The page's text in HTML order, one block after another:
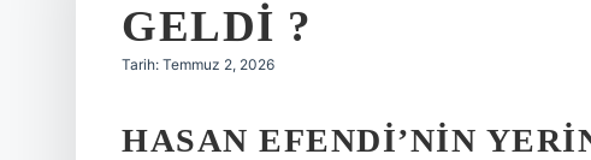
GELDI ?
Tarih: Temmuz 2, 2026
HASAN EFENDI’NIN